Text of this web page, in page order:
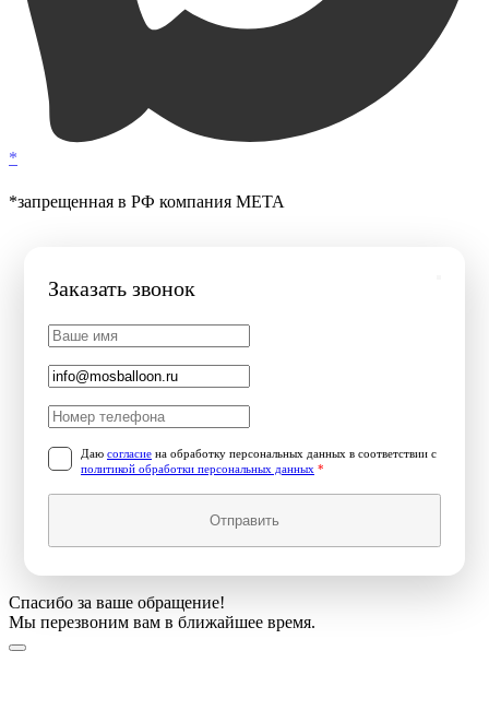
*
*запрещенная в РФ компания МЕТА
Заказать звонок
Даю согласие на обработку персональных данных в соответствии с
политикой обработки персональных данных *
Отправить
Спасибо за ваше обращение!
Мы перезвоним вам в ближайшее время.